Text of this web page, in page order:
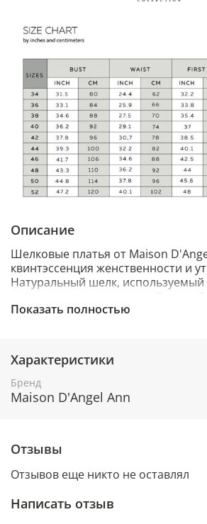
Описание
Шелковые платья от Maison
квинтэссенция женственности и
Натуральный шелк,
изделиях, дарит непревзойденный
создает неповторимый силуэт,
качества
Возможность выбора
решений
Показать полностью
Характеристики
Бренд
Maison D'Angel Ann
Отзывы
Отзывов еще никто не оставлял
Написать отзыв